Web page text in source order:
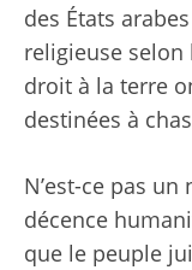
des États
religieuse selon
droit à la terre
destinées à
N’est-ce pas
décence
que le peuple